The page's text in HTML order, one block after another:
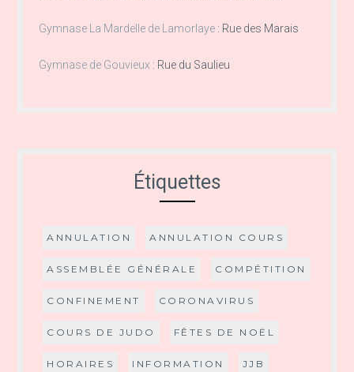
Gymnase La Mardelle de Lamorlaye : Rue des Marais
Gymnase de Gouvieux : Rue du Saulieu
Étiquettes
ANNULATION ANNULATION COURS
ASSEMBLÉE GÉNÉRALE COMPÉTITION
CONFINEMENT CORONAVIRUS
COURS DE JUDO FÊTES DE NOËL
HORAIRES INFORMATION JJB